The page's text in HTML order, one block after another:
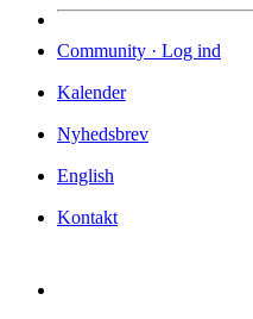
Community · Log ind
Kalender
Nyhedsbrev
English
Kontakt